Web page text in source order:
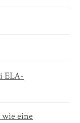
ELA-
eine